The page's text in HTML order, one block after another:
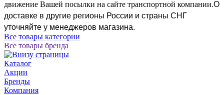
движение Вашей посылки на сайте транспортной компании.О
доставке в другие регионы России и страны СНГ
уточняйте у менеджеров магазина.
Все товары категории
Все товары бренда
Каталог
Акции
Бренды
Компания